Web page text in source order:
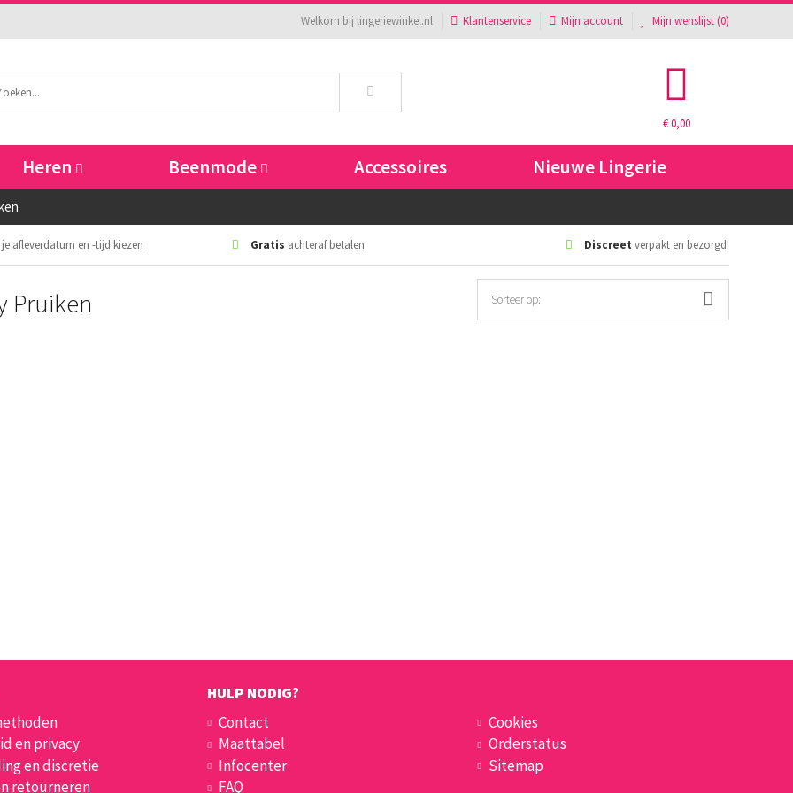
Welkom bij lingeriewinkel.nl Klantenservice Mijn account Mijn wenslijst (0)
€ 0,00
Heren Beenmode Accessoires Nieuwe Lingerie
je afleverdatum en -tijd kiezen Gratis achteraf betalen Discreet verpakt en bezorgd!
Pruiken Sorteer op:
en privacy
en discretie
retourneren
HULP NODIG?
Contact
Maattabel
Infocenter
FAQ
Cookies
Orderstatus
Sitemap